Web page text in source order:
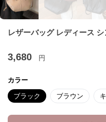
レザーバッグ レディース
3,680 円
カラー
ブラック ブラウン